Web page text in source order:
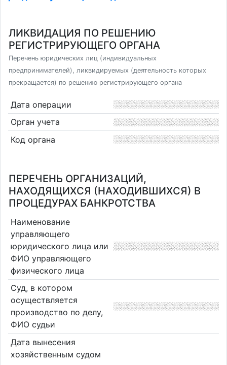
ЛИКВИДАЦИЯ ПО РЕШЕНИЮ
РЕГИСТРИРУЮЩЕГО ОРГАНА
Перечень юридических лиц (индивидуальных
предпринимателей), ликвидируемых (деятельность которых
прекращается) по решению регистрирующего органа
Дата операции
Орган учета
Код органа
ПЕРЕЧЕНЬ ОРГАНИЗАЦИЙ,
НАХОДЯЩИХСЯ (НАХОДИВШИХСЯ) В
ПРОЦЕДУРАХ БАНКРОТСТВА
Наименование
управляющего
юридического лица или
ФИО управляющего
физического лица
Суд, в котором
осуществляется
производство по делу,
ФИО судьи
Дата вынесения
хозяйственным судом